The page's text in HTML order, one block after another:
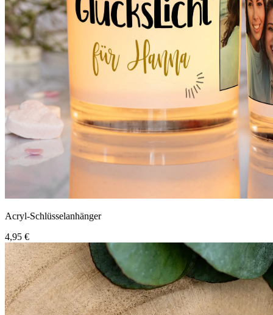
Acryl-Schlüsselanhänger
4,95 €